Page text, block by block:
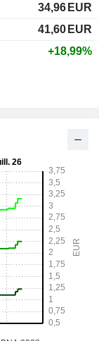
34,96 EUR
41,60 EUR
+18,99%